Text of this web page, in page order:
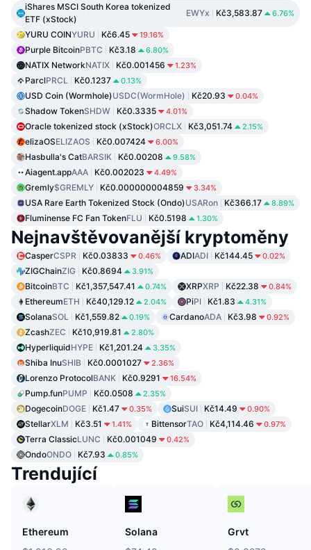
iShares MSCI South Korea tokenized
ETF (xStock)
EWYx Kč3,583.87 6.76%
YURU COINYURU Kč6.45 19.16%
Purple BitcoinPBTC Kč3.18 6.80%
NATIX NetworkNATIX Kč0.001456 1.23%
ParclPRCL Kč0.1237 0.13%
USD Coin (Wormhole)USDC(WormHole) Kč20.93 0.04%
Shadow TokenSHDW Kč0.3335 4.01%
Oracle tokenized stock (xStock)ORCLX Kč3,051.74 2.15%
elizaOSELIZAOS Kč0.007424 6.00%
Hasbulla's CatBARSIK Kč0.00208 9.58%
Aiagent.appAAA Kč0.002023 4.49%
Gremly$GREMLY Kč0.000000004859 3.34%
USA Rare Earth Tokenized Stock (Ondo)USARon Kč366.17 8.89%
Fluminense FC Fan TokenFLU Kč0.5198 1.30%
Nejnavštěvovanější kryptoměny
CasperCSPR Kč0.03833 0.46% ADIADI Kč144.45 0.02%
ZIGChainZIG Kč0.8694 3.91%
BitcoinBTC Kč1,357,547.41 0.74% XRPXRP Kč22.38 0.84%
EthereumETH Kč40,129.12 2.04% PiPI Kč1.83 4.31%
SolanaSOL Kč1,559.82 0.19% CardanoADA Kč3.98 0.92%
ZcashZEC Kč10,919.81 2.80%
HyperliquidHYPE Kč1,201.24 3.35%
Shiba InuSHIB Kč0.0001027 2.36%
Lorenzo ProtocolBANK Kč0.9291 16.54%
Pump.funPUMP Kč0.0508 2.35%
DogecoinDOGE Kč1.47 0.35% SuiSUI Kč14.49 0.90%
StellarXLM Kč3.51 1.41% BittensorTAO Kč4,114.46 0.97%
Terra ClassicLUNC Kč0.001049 0.42%
OndoONDO Kč7.93 0.85%
Trendující
Ethereum
Solana
Grvt